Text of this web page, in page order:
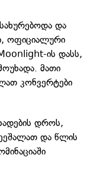
და
ოფიციალური
ის დასს,
მათი
კონვერტები
დროს,
და წლის